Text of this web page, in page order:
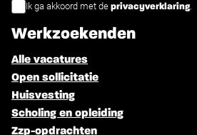
Ik ga akkoord met de privacyverklaring.
Werkzoekenden
Alle vacatures
Open sollicitatie
Huisvesting
Scholing en opleiding
Zzp-opdrachten